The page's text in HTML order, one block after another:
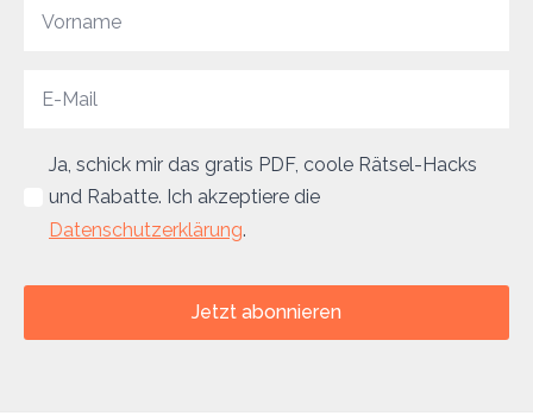
Ja, schick mir das gratis PDF, coole Rätsel-Hacks
und Rabatte. Ich akzeptiere die
Datenschutzerklärung.
Jetzt abonnieren